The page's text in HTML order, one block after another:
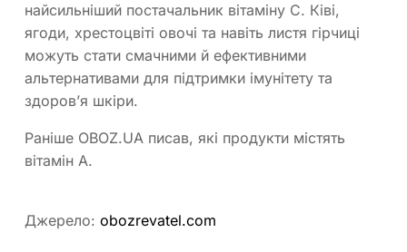
найсильніший постачальник вітаміну С. Ківі,
ягоди, хрестоцвіті овочі та навіть листя гірчиці
можуть стати смачними й ефективними
альтернативами для підтримки імунітету та
здоров’я шкіри.
Раніше OBOZ.UA писав, які продукти містять
вітамін А.
Джерело: obozrevatel.com